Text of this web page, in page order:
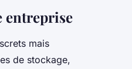
entreprise
mais
de stockage,